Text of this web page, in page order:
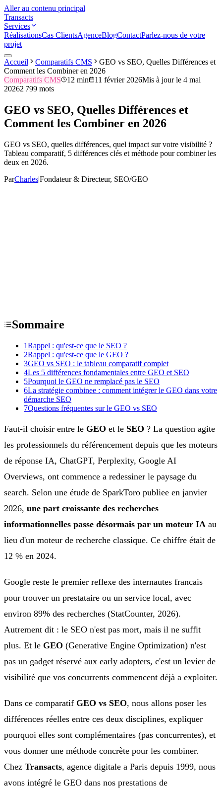
Aller au contenu principal
Transacts
Services
RéalisationsCas ClientsAgenceBlogContactParlez-nous de votre
projet
Accueil Comparatifs CMS
GEO vs SEO, Quelles Différences et
Comment les Combiner en 2026
Comparatifs CMS
12 min 11 février 2026Mis à jour le 4 mai
20262 799 mots
GEO vs SEO, Quelles Différences et
Comment les Combiner en 2026
GEO vs SEO, quelles différences, quel impact sur votre visibilité ?
Tableau comparatif, 5 différences clés et méthode pour combiner les
deux en 2026.
ParCharles|Fondateur & Directeur, SEO/GEO
Sommaire
1Rappel : qu'est-ce que le SEO ?
2Rappel : qu'est-ce que le GEO ?
3GEO vs SEO : le tableau comparatif complet
4Les 5 différences fondamentales entre GEO et SEO
5Pourquoi le GEO ne remplacé pas le SEO
6La stratégie combinee : comment intégrer le GEO dans votre
démarche SEO
7Questions fréquentes sur le GEO vs SEO
Faut-il choisir entre le GEO et le SEO ? La question agite
les professionnels du référencement depuis que les moteurs
de réponse IA, ChatGPT, Perplexity, Google AI
Overviews, ont commence a redessiner le paysage du
search. Selon une étude de SparkToro publiee en janvier
2026, une part croissante des recherches
informationnelles passe désormais par un moteur IA au
lieu d'un moteur de recherche classique. Ce chiffre était de
12 % en 2024.
Google reste le premier reflexe des internautes francais
pour trouver un prestataire ou un service local, avec
environ 89% des recherches (StatCounter, 2026).
Autrement dit : le SEO n'est pas mort, mais il ne suffit
plus. Et le GEO (Generative Engine Optimization) n'est
pas un gadget réservé aux early adopters, c'est un levier de
visibilité que vos concurrents commencent déjà a exploiter.
Dans ce comparatif GEO vs SEO, nous allons poser les
différences réelles entre ces deux disciplines, expliquer
pourquoi elles sont complémentaires (pas concurrentes), et
vous donner une méthode concrète pour les combiner.
Chez Transacts, agence digitale a Paris depuis 1999, nous
avons intégré le GEO dans nos prestations de